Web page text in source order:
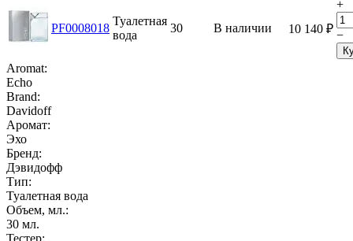
PF0008018
Туалетная
вода
30 В наличии 10 140 ₽
+
−
Aromat:
Echo
Brand:
Davidoff
Аромат:
Эхо
Бренд:
Дэвидофф
Тип:
Туалетная вода
Объем, мл.:
30 мл.